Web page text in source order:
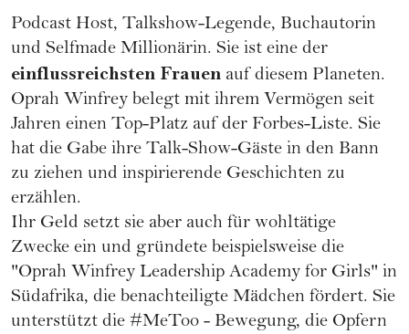
Podcast Host, Talkshow-Legende, Buchautorin
und Selfmade Millionärin. Sie ist eine der
einflussreichsten Frauen auf diesem Planeten.
Oprah Winfrey belegt mit ihrem Vermögen seit
Jahren einen Top-Platz auf der Forbes-Liste. Sie
hat die Gabe ihre Talk-Show-Gäste in den Bann
zu ziehen und inspirierende Geschichten zu
erzählen.
Ihr Geld setzt sie aber auch für wohltätige
Zwecke ein und gründete beispielsweise die
"Oprah Winfrey Leadership Academy for Girls" in
Südafrika, die benachteiligte Mädchen fördert. Sie
unterstützt die #MeToo - Bewegung, die Opfern